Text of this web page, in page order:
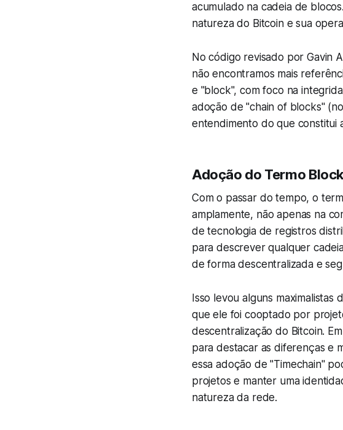
acumulado na cadeia de
natureza do Bitcoin e sua
No código revisado por Gavin
não encontramos mais
e "block", com foco na
adoção de "chain of blocks"
entendimento do que constitui
Adoção do Termo
Com o passar do tempo, o
amplamente, não apenas na
de tecnologia de registros
para descrever qualquer
de forma descentralizada e
Isso levou alguns
que ele foi cooptado por
descentralização do Bitcoin.
para destacar as diferenças e
essa adoção de "Timechain"
projetos e manter uma
natureza da rede.